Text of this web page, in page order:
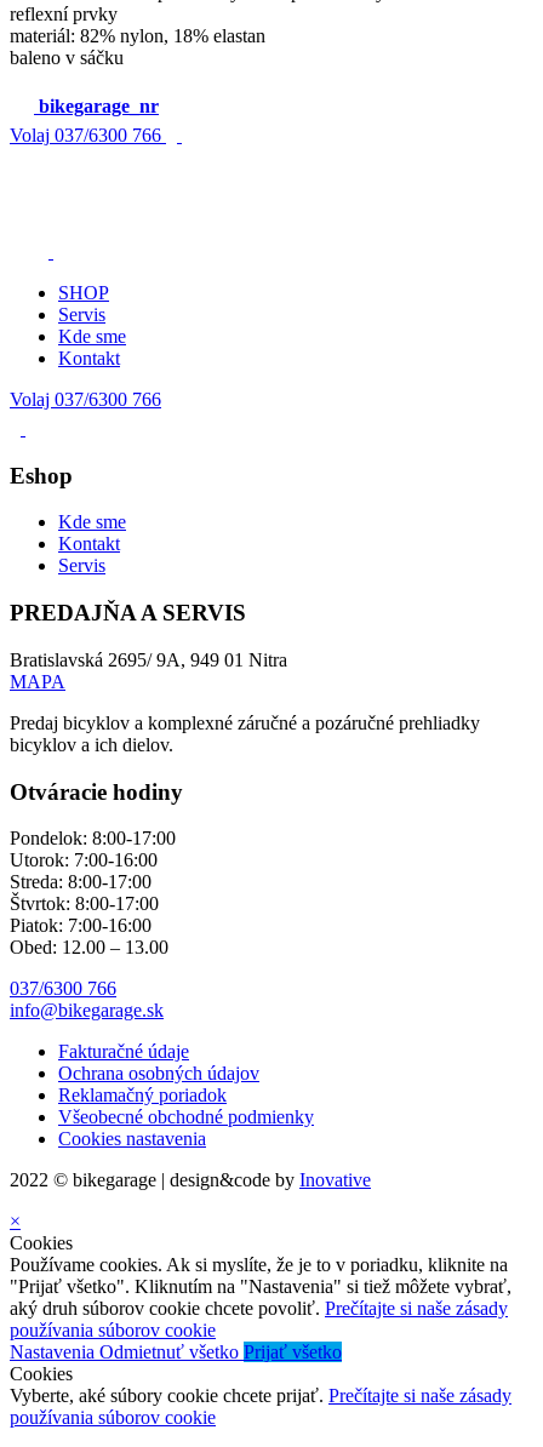
reflexní prvky
materiál: 82% nylon, 18% elastan
baleno v sáčku
bikegarage_nr
Volaj 037/6300 766
SHOP
Servis
Kde sme
Kontakt
Volaj 037/6300 766
Eshop
Kde sme
Kontakt
Servis
PREDAJŇA A SERVIS
Bratislavská 2695/ 9A, 949 01 Nitra
MAPA
Predaj bicyklov a komplexné záručné a pozáručné prehliadky
bicyklov a ich dielov.
Otváracie hodiny
Pondelok: 8:00-17:00
Utorok: 7:00-16:00
Streda: 8:00-17:00
Štvrtok: 8:00-17:00
Piatok: 7:00-16:00
Obed: 12.00 – 13.00
037/6300 766
info@bikegarage.sk
Fakturačné údaje
Ochrana osobných údajov
Reklamačný poriadok
Všeobecné obchodné podmienky
Cookies nastavenia
2022 © bikegarage | design&code by Inovative
×
Cookies
Používame cookies. Ak si myslíte, že je to v poriadku, kliknite na
"Prijať všetko". Kliknutím na "Nastavenia" si tiež môžete vybrať,
aký druh súborov cookie chcete povoliť. Prečítajte si naše zásady
používania súborov cookie
Nastavenia Odmietnuť všetko Prijať všetko
Cookies
Vyberte, aké súbory cookie chcete prijať. Prečítajte si naše zásady
používania súborov cookie